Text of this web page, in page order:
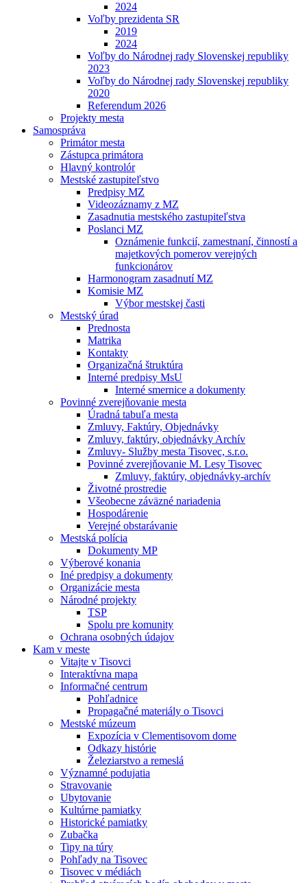
2024
Voľby prezidenta SR
2019
2024
Voľby do Národnej rady Slovenskej republiky
2023
Voľby do Národnej rady Slovenskej republiky
2020
Referendum 2026
Projekty mesta
Samospráva
Primátor mesta
Zástupca primátora
Hlavný kontrolór
Mestské zastupiteľstvo
Predpisy MZ
Videozáznamy z MZ
Zasadnutia mestského zastupiteľstva
Poslanci MZ
Oznámenie funkcií, zamestnaní, činností a
majetkových pomerov verejných
funkcionárov
Harmonogram zasadnutí MZ
Komisie MZ
Výbor mestskej časti
Mestský úrad
Prednosta
Matrika
Kontakty
Organizačná štruktúra
Interné predpisy MsU
Interné smernice a dokumenty
Povinné zverejňovanie mesta
Úradná tabuľa mesta
Zmluvy, Faktúry, Objednávky
Zmluvy, faktúry, objednávky Archív
Zmluvy- Služby mesta Tisovec, s.r.o.
Povinné zverejňovanie M. Lesy Tisovec
Zmluvy, faktúry, objednávky-archív
Životné prostredie
Všeobecne záväzné nariadenia
Hospodárenie
Verejné obstarávanie
Mestská polícia
Dokumenty MP
Výberové konania
Iné predpisy a dokumenty
Organizácie mesta
Národné projekty
TSP
Spolu pre komunity
Ochrana osobných údajov
Kam v meste
Vitajte v Tisovci
Interaktívna mapa
Informačné centrum
Pohľadnice
Propagačné materiály o Tisovci
Mestské múzeum
Expozícia v Clementisovom dome
Odkazy histórie
Železiarstvo a remeslá
Významné podujatia
Stravovanie
Ubytovanie
Kultúrne pamiatky
Historické pamiatky
Zubačka
Tipy na túry
Pohľady na Tisovec
Tisovec v médiách